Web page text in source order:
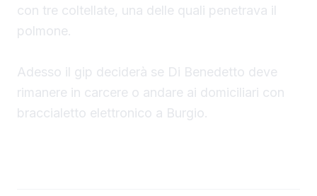
con tre coltellate, una delle quali penetrava il
polmone.
Adesso il gip deciderà se Di Benedetto deve
rimanere in carcere o andare ai domiciliari con
braccialetto elettronico a Burgio.